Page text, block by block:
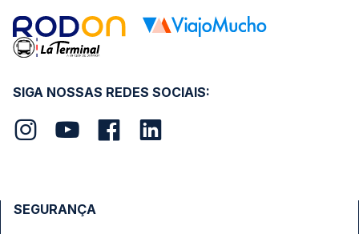
SIGA NOSSAS REDES SOCIAIS:
SEGURANÇA